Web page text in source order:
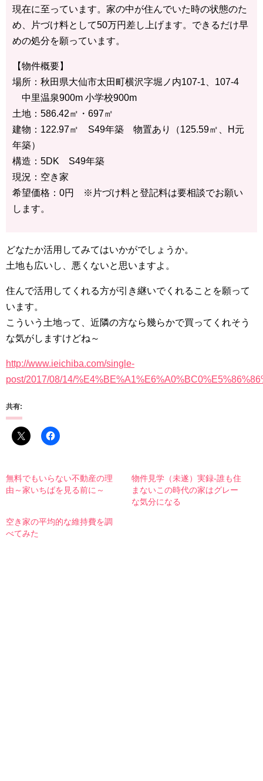
現在に至っています。家の中が住んでいた時の状態のた
め、片づけ料として50万円差し上げます。できるだけ早
めの処分を願っています。
【物件概要】
場所：秋田県大仙市太田町横沢字堀ノ内107-1、107-4
中里温泉900m 小学校900m
土地：586.42㎡・697㎡
建物：122.97㎡ S49年築 物置あり（125.59㎡、H元
年築）
構造：5DK S49年築
現況：空き家
希望価格：0円 ※片づけ料と登記料は要相談でお願い
します。
どなたか活用してみてはいかがでしょうか。
土地も広いし、悪くないと思いますよ。
住んで活用してくれる方が引き継いでくれることを願って
います。
こういう土地って、近隣の方なら幾らかで買ってくれそう
な気がしますけどね～
http://www.ieichiba.com/single-
post/2017/08/14/
共有:
無料でもいらない不動産の理
由～家いちばを見る前に～
物件見学（未遂）実録-誰も住
まないこの時代の家はグレー
な気分になる
空き家の平均的な維持費を調
べてみた